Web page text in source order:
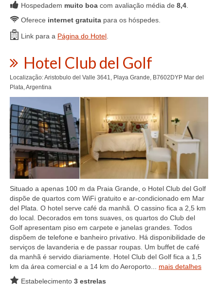
Hospedadem muito boa com avaliação média de 8,4
Oferece internet gratuita para os hóspedes.
Link para a Página do Hotel
Hotel Club del Golf
Localização: Aristobulo del Valle 3641, Playa Grande, B7602DYP Mar del
Plata, Argentina
Situado a apenas 100 m da Praia Grande, o Hotel Club del Golf
dispõe de quartos com WiFi gratuito e ar-condicionado em Mar
del Plata. O hotel serve café da manhã. O cassino fica a 2,5 km
do local. Decorados em tons suaves, os quartos do Club del
Golf apresentam piso em carpete e janelas grandes. Todos
dispõem de telefone e banheiro privativo. Há disponibilidade de
serviços de lavanderia e de passar roupas. Um buffet de café
da manhã é servido diariamente. Hotel Club del Golf fica a 1,5
km da área comercial e a 14 km do Aeroporto... mais detalhes
Estabelecimento 3 estrelas